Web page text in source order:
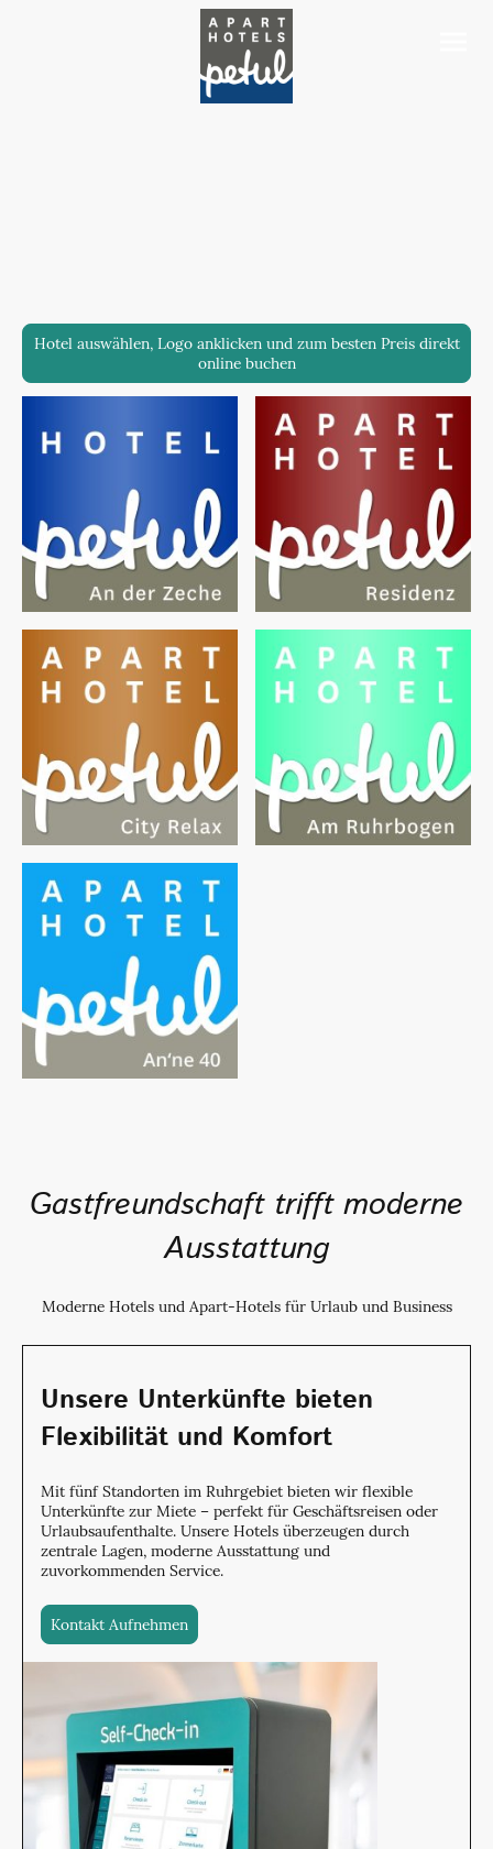
Hotel auswählen, Logo anklicken und zum besten Preis direkt
online buchen
Gastfreundschaft trifft moderne
Ausstattung
Moderne Hotels und Apart-Hotels für Urlaub und Business
Unsere Unterkünfte bieten
Flexibilität und Komfort
Mit fünf Standorten im Ruhrgebiet bieten wir flexible
Unterkünfte zur Miete – perfekt für Geschäftsreisen oder
Urlaubsaufenthalte. Unsere Hotels überzeugen durch
zentrale Lagen, moderne Ausstattung und
zuvorkommenden Service.
Kontakt Aufnehmen